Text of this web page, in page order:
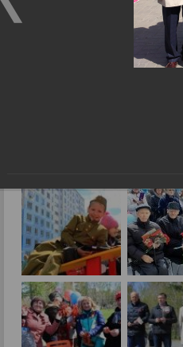
Общественная приемная
Фоторепортажи